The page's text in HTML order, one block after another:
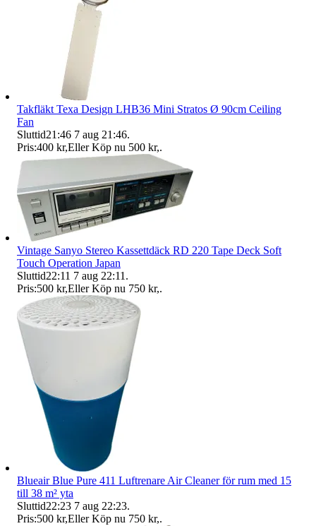
Takfläkt Texa Design LHB36 Mini Stratos Ø 90cm Ceiling
Fan
Sluttid21:46 7 aug 21:46.
Pris:400 kr,Eller Köp nu 500 kr,.
Vintage Sanyo Stereo Kassettdäck RD 220 Tape Deck Soft
Touch Operation Japan
Sluttid22:11 7 aug 22:11 .
Pris:500 kr,Eller Köp nu 750 kr,.
Blueair Blue Pure 411 Luftrenare Air Cleaner för rum med 15
till 38 m² yta
Sluttid22:23 7 aug 22:23.
Pris:500 kr,Eller Köp nu 750 kr,.